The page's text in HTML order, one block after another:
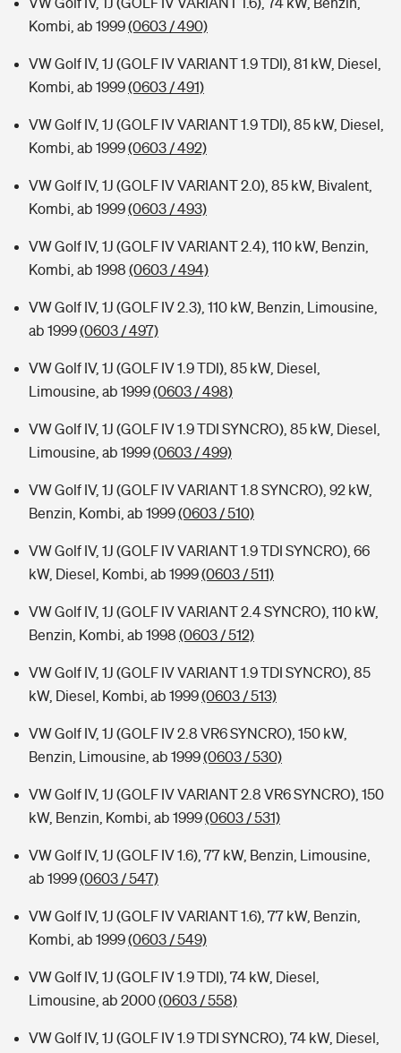
Kombi, ab 1999(0603 / 490)
VW Golf IV, 1J (GOLF IV VARIANT 1.9 TDI), 81 kW, Diesel,
Kombi, ab 1999(0603 / 491)
VW Golf IV, 1J (GOLF IV VARIANT 1.9 TDI), 85 kW, Diesel,
Kombi, ab 1999(0603 / 492)
VW Golf IV, 1J (GOLF IV VARIANT 2.0), 85 kW, Bivalent,
Kombi, ab 1999(0603 / 493)
VW Golf IV, 1J (GOLF IV VARIANT 2.4), 110 kW, Benzin,
Kombi, ab 1998 (0603 / 494)
VW Golf IV, 1J (GOLF IV 2.3), 110 kW, Benzin, Limousine,
ab 1999(0603 / 497)
VW Golf IV, 1J (GOLF IV 1.9 TDI), 85 kW, Diesel,
Limousine, ab 1999(0603 / 498)
VW Golf IV, 1J (GOLF IV 1.9 TDI SYNCRO), 85 kW, Diesel,
Limousine, ab 1999(0603 / 499)
VW Golf IV, 1J (GOLF IV VARIANT 1.8 SYNCRO), 92 kW,
Benzin, Kombi, ab 1999(0603 / 510)
VW Golf IV, 1J (GOLF IV VARIANT 1.9 TDI SYNCRO), 66
kW, Diesel, Kombi, ab 1999(0603 / 511)
VW Golf IV, 1J (GOLF IV VARIANT 2.4 SYNCRO), 110 kW,
Benzin, Kombi, ab 1998 (0603 / 512)
VW Golf IV, 1J (GOLF IV VARIANT 1.9 TDI SYNCRO), 85
kW, Diesel, Kombi, ab 1999(0603 / 513)
VW Golf IV, 1J (GOLF IV 2.8 VR6 SYNCRO), 150 kW,
Benzin, Limousine, ab 1999(0603 / 530)
VW Golf IV, 1J (GOLF IV VARIANT 2.8 VR6 SYNCRO), 150
kW, Benzin, Kombi, ab 1999(0603 / 531)
VW Golf IV, 1J (GOLF IV 1.6), 77 kW, Benzin, Limousine,
ab 1999(0603 / 547)
VW Golf IV, 1J (GOLF IV VARIANT 1.6), 77 kW, Benzin,
Kombi, ab 1999(0603 / 549)
VW Golf IV, 1J (GOLF IV 1.9 TDI), 74 kW, Diesel,
Limousine, ab 2000(0603 / 558)
VW Golf IV, 1J (GOLF IV 1.9 TDI SYNCRO), 74 kW, Diesel,